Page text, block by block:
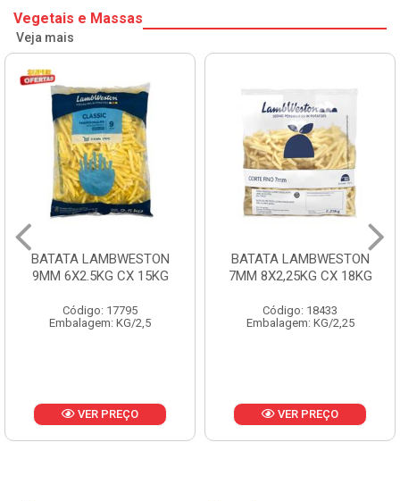
Vegetais e Massas
Veja mais
BATATA LAMBWESTON
9MM 6X2.5KG CX 15KG
Código: 17795
Embalagem: KG/2,5
VER PREÇO
BATATA LAMBWESTON
7MM 8X2,25KG CX 18KG
Código: 18433
Embalagem: KG/2,25
VER PREÇO